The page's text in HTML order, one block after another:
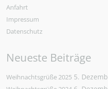
Anfahrt
Impressum
Datenschutz
Neueste Beiträge
Weihnachtsgrüße 2025 5.